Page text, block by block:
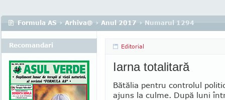
Formula AS › Arhiva@ › Anul 2017 › Numarul 1294
Editorial
Iarna totalitară
Bătălia pentru controlul
ajuns la cul­me. După luni
Recomandari